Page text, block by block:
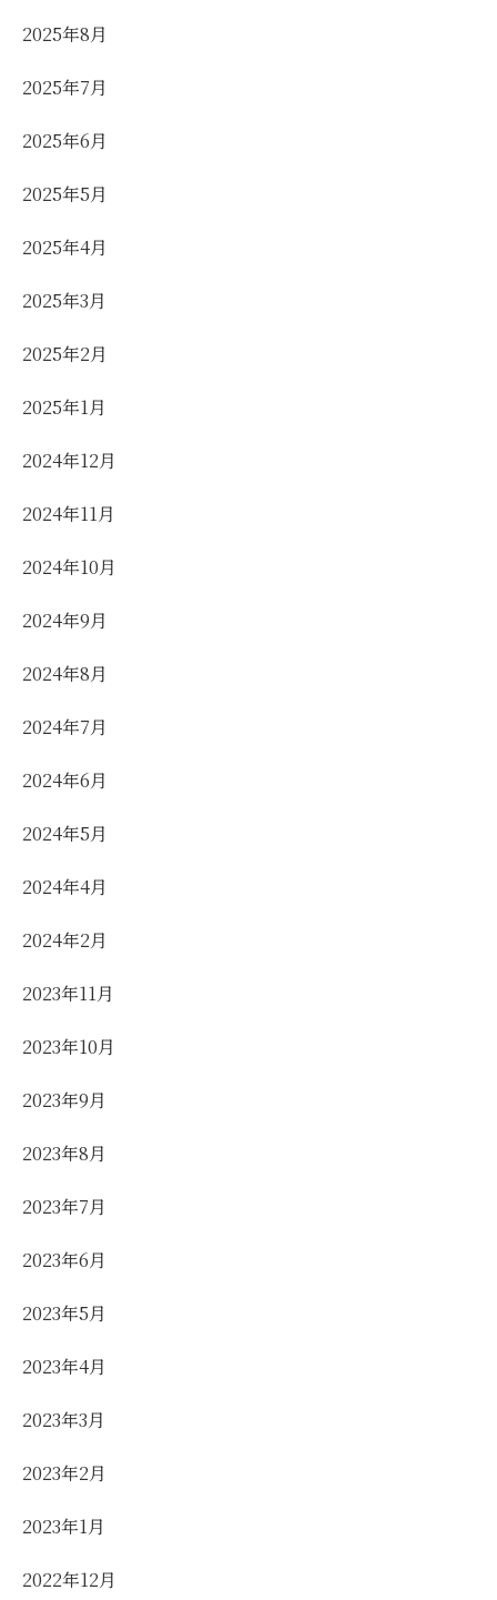
2025年8月
2025年7月
2025年6月
2025年5月
2025年4月
2025年3月
2025年2月
2025年1月
2024年12月
2024年11月
2024年10月
2024年9月
2024年8月
2024年7月
2024年6月
2024年5月
2024年4月
2024年2月
2023年11月
2023年10月
2023年9月
2023年8月
2023年7月
2023年6月
2023年5月
2023年4月
2023年3月
2023年2月
2023年1月
2022年12月